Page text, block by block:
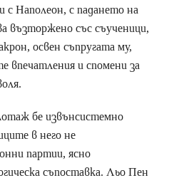
с Наполеон, с падането на
възторжено със съученици,
освен съпругата му,
впечатления и спомени за
бе извънсистемно
в него не
партии, ясно
съпоставка. Льо Пен